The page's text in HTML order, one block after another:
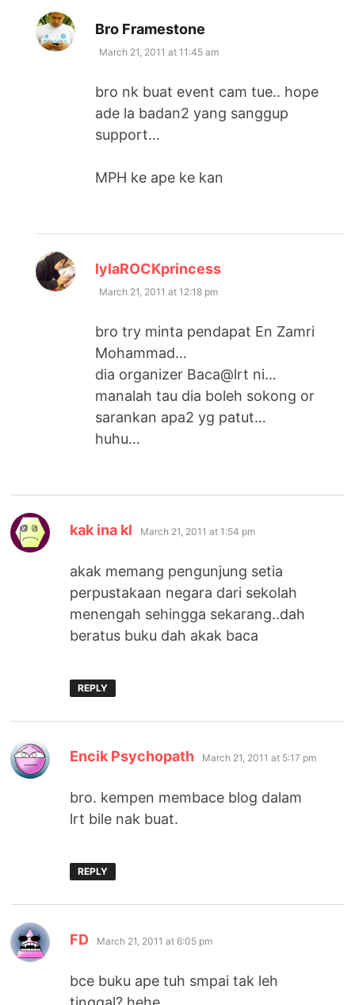
Bro Framestone
March 21, 2011 at 11:45 am
bro nk buat event cam tue.. hope
ade la badan2 yang sanggup
support…
MPH ke ape ke kan
lylaROCKprincess
March 21, 2011 at 12:18 pm
bro try minta pendapat En Zamri
Mohammad…
dia organizer Baca@lrt ni…
manalah tau dia boleh sokong or
sarankan apa2 yg patut…
huhu…
kak ina kl says:
March 21, 2011 at 1:54 pm
akak memang pengunjung setia
perpustakaan negara dari sekolah
menengah sehingga sekarang..dah
beratus buku dah akak baca
REPLY
Encik Psychopath says:
March 21, 2011 at 5:17 pm
bro. kempen membace blog dalam
lrt bile nak buat.
REPLY
FD says:
March 21, 2011 at 6:05 pm
bce buku ape tuh smpai tak leh